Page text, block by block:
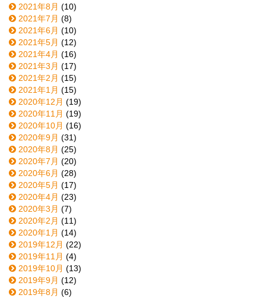
2021年8月 (10)
2021年7月 (8)
2021年6月 (10)
2021年5月 (12)
2021年4月 (16)
2021年3月 (17)
2021年2月 (15)
2021年1月 (15)
2020年12月 (19)
2020年11月 (19)
2020年10月 (16)
2020年9月 (31)
2020年8月 (25)
2020年7月 (20)
2020年6月 (28)
2020年5月 (17)
2020年4月 (23)
2020年3月 (7)
2020年2月 (11)
2020年1月 (14)
2019年12月 (22)
2019年11月 (4)
2019年10月 (13)
2019年9月 (12)
2019年8月 (6)